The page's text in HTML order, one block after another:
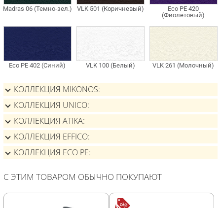
КОЛЛЕКЦИЯ MIKONOS
КОЛЛЕКЦИЯ UNICO
КОЛЛЕКЦИЯ ATIKA
КОЛЛЕКЦИЯ EFFICO
КОЛЛЕКЦИЯ ECO PE
С ЭТИМ ТОВАРОМ ОБЫЧНО ПОКУПАЮТ